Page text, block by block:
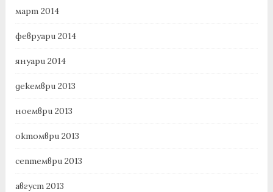
март 2014
февруари 2014
януари 2014
декември 2013
ноември 2013
октомври 2013
септември 2013
август 2013